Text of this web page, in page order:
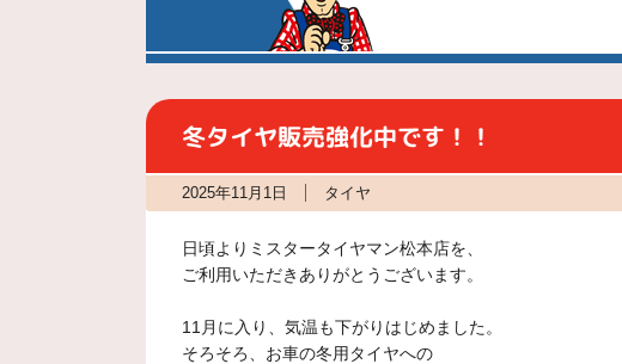
冬タイヤ販売強化中です！！
2025年11月1日 タイヤ
日頃よりミスタータイヤマン松本店を、
ご利用いただきありがとうございます。
11月に入り、気温も下がりはじめました。
そろそろ、お車の冬用タイヤへの